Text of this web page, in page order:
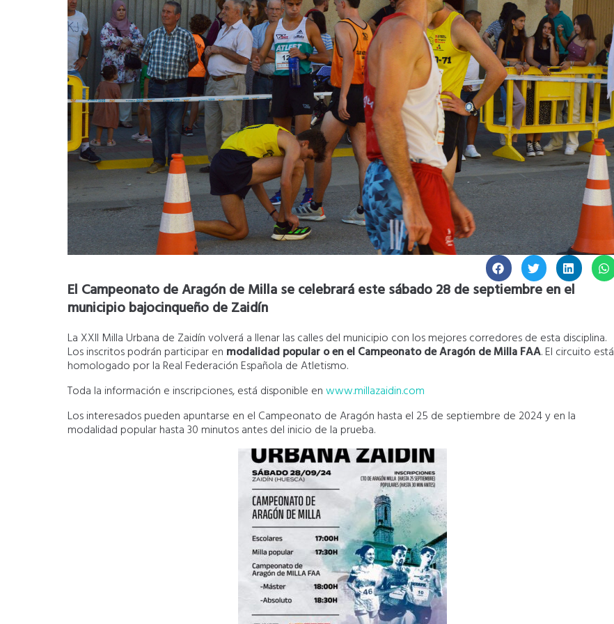
El Campeonato de Aragón de Milla se celebrará este sábado 28 de septiembre en el
municipio bajocinqueño de Zaidín
La XXII Milla Urbana de Zaidín volverá a llenar las calles del municipio con los mejores corredores de esta disciplina.
Los inscritos podrán participar en modalidad popular o en el Campeonato de Aragón de Milla FAA. El circuito está
homologado por la Real Federación Española de Atletismo.
Toda la información e inscripciones, está disponible enwww.millazaidin.com
Los interesados pueden apuntarse en el Campeonato de Aragón hasta el 25 de septiembre de 2024 y en la
modalidad popular hasta 30 minutos antes del inicio de la prueba.